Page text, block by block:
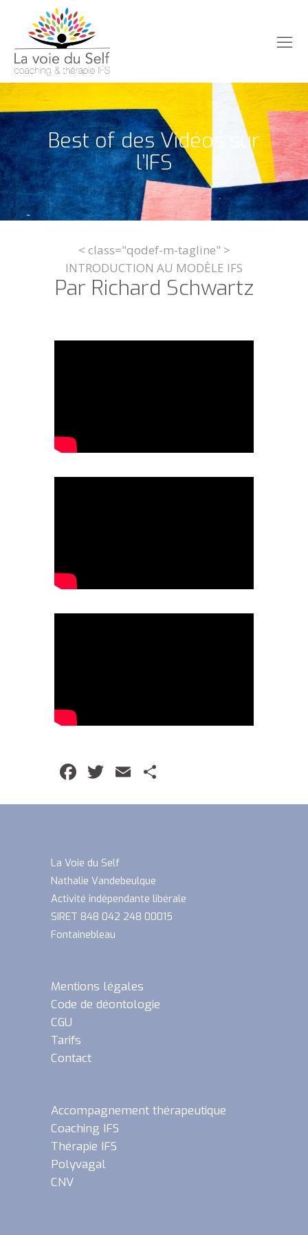
Best of des Vidéos sur
l’IFS
< class="qodef-m-tagline" >
INTRODUCTION AU MODÈLE IFS
Par Richard Schwartz
Facebook
Twitter
Email
La Voie du Self
Nathalie Vandebeulque
Activité indépendante libérale
SIRET 848 042 248 00015
Fontainebleau
Mentions légales
Code de déontologie
CGU
Tarifs
Contact
Accompagnement thérapeutique
Coaching IFS
Thérapie IFS
Polyvagal
CNV